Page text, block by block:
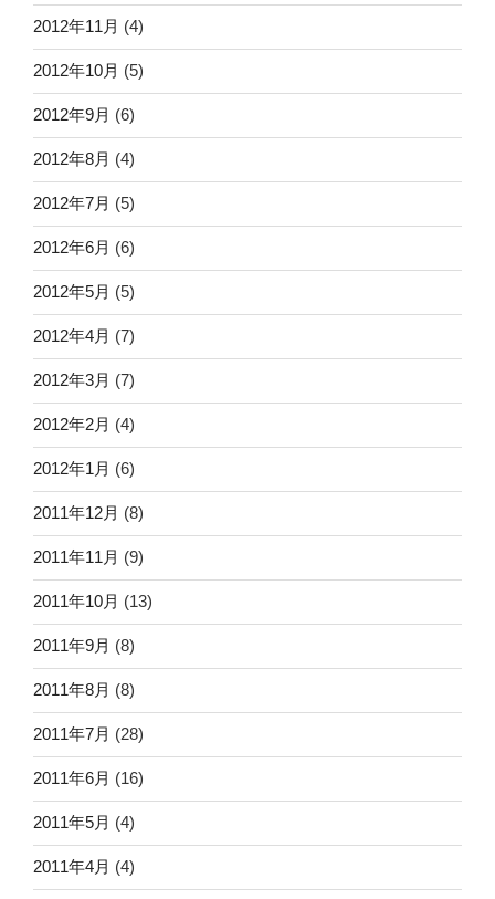
2012年11月 (4)
2012年10月 (5)
2012年9月 (6)
2012年8月 (4)
2012年7月 (5)
2012年6月 (6)
2012年5月 (5)
2012年4月 (7)
2012年3月 (7)
2012年2月 (4)
2012年1月 (6)
2011年12月 (8)
2011年11月 (9)
2011年10月 (13)
2011年9月 (8)
2011年8月 (8)
2011年7月 (28)
2011年6月 (16)
2011年5月 (4)
2011年4月 (4)